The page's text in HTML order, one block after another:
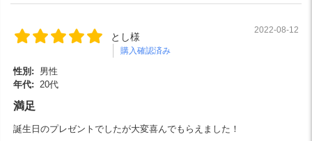
とし様
購入確認済み
2022-08-12
性別:
男性
年代: 20代
満足
誕生日のプレゼントでしたが大変喜んでもらえました！